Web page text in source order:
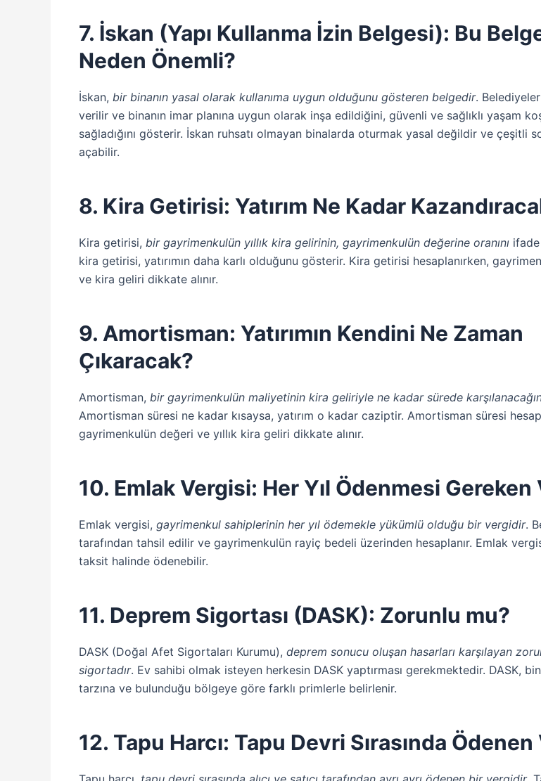
7. İskan (Yapı Kullanma İzin Belgesi): Bu
Neden Önemli?
İskan, bir binanın yasal olarak kullanıma uygun olduğunu gösteren belgedir.
verilir ve binanın imar planına uygun olarak inşa edildiğini, güvenli ve sağlıklı yaşam
sağladığını gösterir. İskan ruhsatı olmayan binalarda oturmak yasal değildir ve çeşitli
açabilir.
8. Kira Getirisi: Yatırım Ne Kadar
Kira getirisi, bir gayrimenkulün yıllık kira gelirinin, gayrimenkulün değerine oranını
kira getirisi, yatırımın daha karlı olduğunu gösterir. Kira getirisi hesaplanırken,
ve kira geliri dikkate alınır.
9. Amortisman: Yatırımın Kendini Ne Zaman
Çıkaracak?
Amortisman, bir gayrimenkulün maliyetinin kira geliriyle ne kadar sürede
Amortisman süresi ne kadar kısaysa, yatırım o kadar caziptir. Amortisman süresi
gayrimenkulün değeri ve yıllık kira geliri dikkate alınır.
10. Emlak Vergisi: Her Yıl Ödenmesi Gereken
Emlak vergisi, gayrimenkul sahiplerinin her yıl ödemekle yükümlü olduğu bir vergidir.
tarafından tahsil edilir ve gayrimenkulün rayiç bedeli üzerinden hesaplanır. Emlak
taksit halinde ödenebilir.
11. Deprem Sigortası (DASK): Zorunlu mu?
DASK (Doğal Afet Sigortaları Kurumu), deprem sonucu oluşan hasarları karşılayan
sigortadır. Ev sahibi olmak isteyen herkesin DASK yaptırması gerekmektedir. DASK,
tarzına ve bulunduğu bölgeye göre farklı primlerle belirlenir.
12. Tapu Harcı: Tapu Devri Sırasında Ödenen